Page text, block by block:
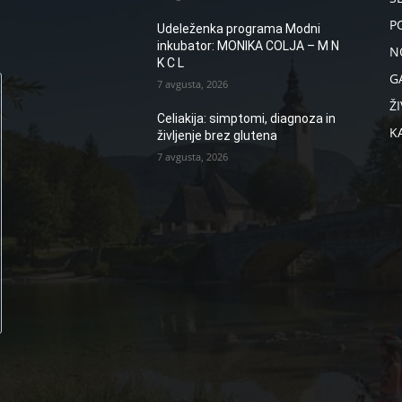
Udeleženka programa Modni
inkubator: MONIKA COLJA – M N
K C L
7 avgusta, 2026
Celiakija: simptomi, diagnoza in
življenje brez glutena
7 avgusta, 2026